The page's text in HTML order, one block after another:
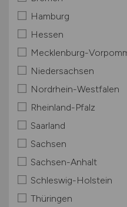
Hamburg
Hessen
Mecklenburg-
Niedersachsen
Nordrhein-Westfalen
Rheinland-Pfalz
Saarland
Sachsen
Sachsen-Anhalt
Schleswig-Holstein
Thüringen